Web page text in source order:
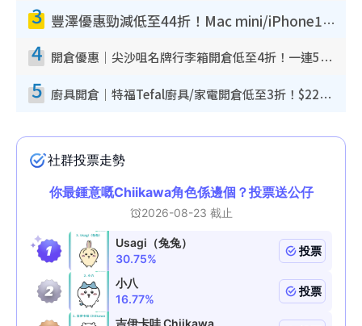
3 豐澤優惠勁減低至44折！Mac mini/iPhone17Pro大減價！廚房家電$220起
4 開倉優惠｜尖沙咀名牌行李箱開倉低至4折！一連5日 American Tourister/ace./Hallmark $200起！
5 廚具開倉｜特福Tefal廚具/家電開倉低至3折！$220起買平底鍋/炒鑊/湯煲！電飯煲/吸塵機/燙斗$418起